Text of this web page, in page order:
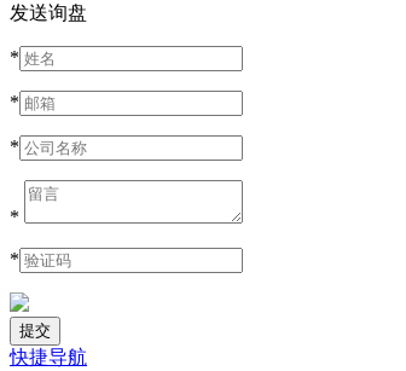
发送询盘
*
*
*
*
*
快捷导航